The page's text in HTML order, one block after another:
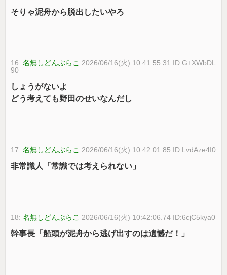
そりゃ泥舟から脱出したいやろ
16:名無しどんぶらこ 2026/06/16(火) 10:41:55.31 ID:G+XWbDL
90
しょうがないよ
どう考えても野田のせいなんだし
17:名無しどんぶらこ 2026/06/16(火) 10:42:01.85 ID:LvdAze4I0
非常識人「常識では考えられない」
18:名無しどんぶらこ 2026/06/16(火) 10:42:06.74 ID:6cjC5kya0
幹事長「船頭が泥舟から逃げ出すのは遺憾だ！」